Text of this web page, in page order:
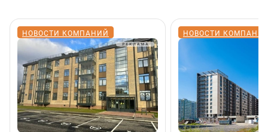
НОВОСТИ КОМПАНИЙ НОВОСТИ